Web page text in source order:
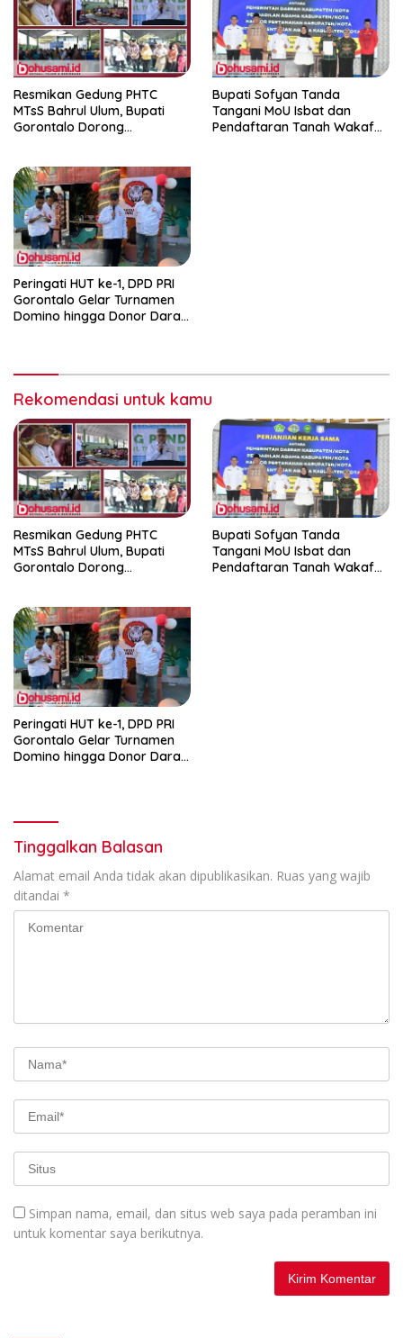
Resmikan Gedung PHTC
MTsS Bahrul Ulum, Bupati
Gorontalo Dorong
Bupati Sofyan Tanda
Tangani MoU Isbat dan
Pendaftaran Tanah Wakaf
Peringati HUT ke-1, DPD PRI
Gorontalo Gelar Turnamen
Domino hingga Donor Darah
Rekomendasi untuk kamu
Resmikan Gedung PHTC
MTsS Bahrul Ulum, Bupati
Gorontalo Dorong
Bupati Sofyan Tanda
Tangani MoU Isbat dan
Pendaftaran Tanah Wakaf
Peringati HUT ke-1, DPD PRI
Gorontalo Gelar Turnamen
Domino hingga Donor Darah
Tinggalkan Balasan
Alamat email Anda tidak akan dipublikasikan. Ruas yang wajib
ditandai *
Simpan nama, email, dan situs web saya pada peramban ini
untuk komentar saya berikutnya.